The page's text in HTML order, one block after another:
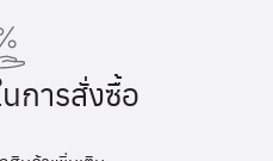
การสั่งซื้อ